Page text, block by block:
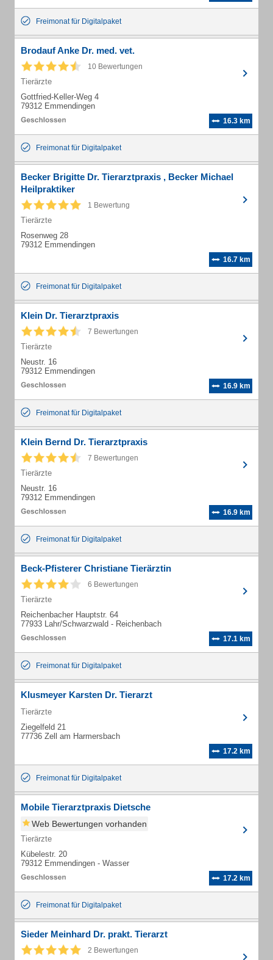
Freimonat für Digitalpaket
Brodauf Anke Dr. med. vet.
10 Bewertungen
Tierärzte
Gottfried-Keller-Weg 4
79312 Emmendingen
16.3 km
Freimonat für Digitalpaket
Becker Brigitte Dr. Tierarztpraxis , Becker Michael
Heilpraktiker
1 Bewertung
Tierärzte
Rosenweg 28
79312 Emmendingen
16.7 km
Freimonat für Digitalpaket
Klein Dr. Tierarztpraxis
7 Bewertungen
Tierärzte
Neustr. 16
79312 Emmendingen
16.9 km
Freimonat für Digitalpaket
Klein Bernd Dr. Tierarztpraxis
7 Bewertungen
Tierärzte
Neustr. 16
79312 Emmendingen
16.9 km
Freimonat für Digitalpaket
Beck-Pfisterer Christiane Tierärztin
6 Bewertungen
Tierärzte
Reichenbacher Hauptstr. 64
77933 Lahr/Schwarzwald - Reichenbach
17.1 km
Freimonat für Digitalpaket
Klusmeyer Karsten Dr. Tierarzt
Tierärzte
Ziegelfeld 21
77736 Zell am Harmersbach
17.2 km
Freimonat für Digitalpaket
Mobile Tierarztpraxis Dietsche
Web Bewertungen vorhanden
Tierärzte
Kübelestr. 20
79312 Emmendingen - Wasser
17.2 km
Freimonat für Digitalpaket
Sieder Meinhard Dr. prakt. Tierarzt
2 Bewertungen